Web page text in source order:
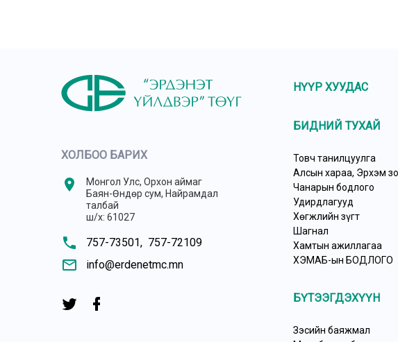
ХОЛБОО БАРИХ
location_on
Монгол Улс, Орхон аймаг
Баян-Өндөр сум, Найрамдал
талбай
ш/х: 61027
phone 757-73501, 757-72109
mail_outline info@erdenetmc.mn
НҮҮР ХУУДАС
БИДНИЙ ТУХАЙ
Товч танилцуулга
Алсын хараа, Эрхэм
Чанарын бодлого
Удирдлагууд
Хөгжлийн зүгт
Шагнал
Хамтын ажиллагаа
ХЭМАБ-ын БОДЛОГО
БҮТЭЭГДЭХҮҮН
Зэсийн баяжмал